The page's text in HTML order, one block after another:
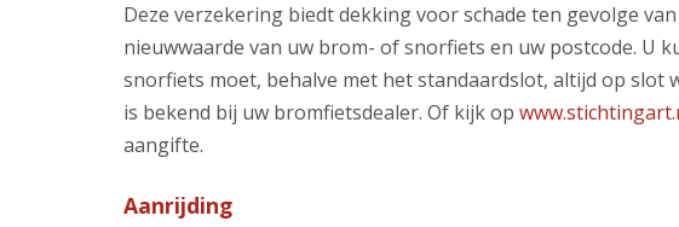
Deze verzekering biedt dekking voor schade ten gevolge
nieuwwaarde van uw brom- of snorfiets en uw postcode. U
snorfiets moet, behalve met het standaardslot, altijd op slot
is bekend bij uw bromfietsdealer. Of kijk op
aangifte.
Aanrijding